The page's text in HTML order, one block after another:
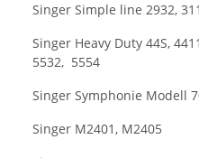
Singer Simple line 2932,
Singer Heavy Duty 44S,
5532, 5554
Singer Symphonie Modell
Singer M2401, M2405